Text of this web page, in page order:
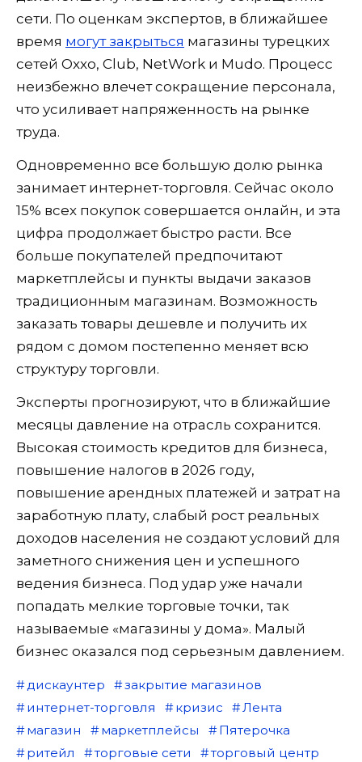
сети. По оценкам экспертов, в ближайшее
время могут закрыться магазины турецких
сетей Oxxo, Club, NetWork и Mudo. Процесс
неизбежно влечет сокращение персонала,
что усиливает напряженность на рынке
труда.
Одновременно все большую долю рынка
занимает интернет-торговля. Сейчас около
15% всех покупок совершается онлайн, и эта
цифра продолжает быстро расти. Все
больше покупателей предпочитают
маркетплейсы и пункты выдачи заказов
традиционным магазинам. Возможность
заказать товары дешевле и получить их
рядом с домом постепенно меняет всю
структуру торговли.
Эксперты прогнозируют, что в ближайшие
месяцы давление на отрасль сохранится.
Высокая стоимость кредитов для бизнеса,
повышение налогов в 2026 году,
повышение арендных платежей и затрат на
заработную плату, слабый рост реальных
доходов населения не создают условий для
заметного снижения цен и успешного
ведения бизнеса. Под удар уже начали
попадать мелкие торговые точки, так
называемые «магазины у дома». Малый
бизнес оказался под серьезным давлением.
дискаунтер
закрытие магазинов
интернет-торговля
кризис
Лента
магазин
маркетплейсы
Пятерочка
ритейл
торговые сети
торговый центр